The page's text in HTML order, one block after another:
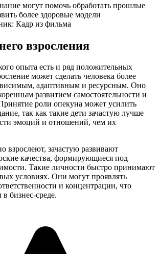
могут помочь обработать прошлые
более здоровые модели
Кадр из фильма
взросления
опыта есть и ряд положительных
может сделать человека более
адаптивным и ресурсным. Оно
развитием самостоятельности и
роли опекуна может усилить
так как такие дети зачастую лучше
эмоций и отношений, чем их
взрослеют, зачастую развивают
качества, формирующиеся под
Такие личности быстро принимают
условиях. Они могут проявлять
и концентрации, что
бизнес-среде.